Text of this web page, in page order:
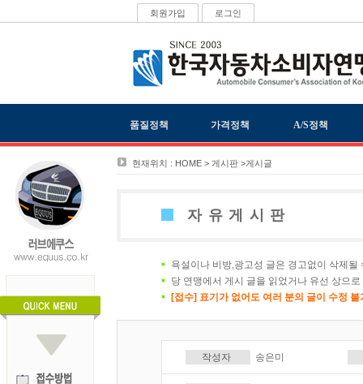
회원가입 로그인
품질정책 가격정책 A/S정책
현재위치 : HOME > 게시판 >게시글
자유게시판
욕설이나 비방,광고성 글은 경고없이 삭제될
당 연맹에서 게시 글을 읽었거나 유선 상으
[접수] 표기가 없어도 여러 분의 글이 수정
작성자 송은미